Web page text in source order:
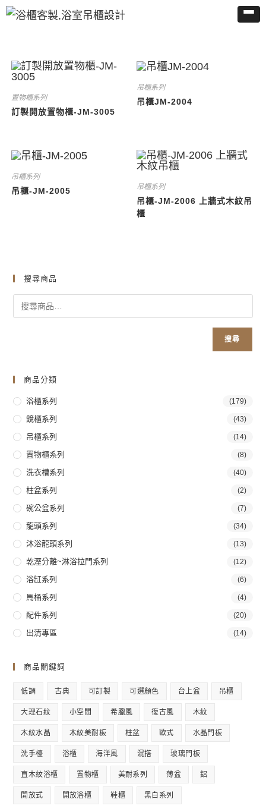
置物櫃系列
訂製開放置物櫃-JM-3005
吊櫃系列
吊櫃JM-2004
吊櫃系列
吊櫃-JM-2005 吊櫃系列
吊櫃-JM-2006 上牆式木紋吊
櫃
搜尋商品
搜尋
商品分類
浴櫃系列 (179)
鏡櫃系列 (43)
吊櫃系列 (14)
置物櫃系列 (8)
洗衣槽系列 (40)
柱盆系列 (2)
碗公盆系列 (7)
龍頭系列 (34)
沐浴龍頭系列 (13)
乾溼分離~淋浴拉門系列 (12)
浴缸系列 (6)
馬桶系列 (4)
配件系列 (20)
出清專區 (14)
商品關鍵詞
低調 古典 可訂製 可選顏色 台上盆 吊櫃
大理石紋 小空間 希臘風 復古風 木紋
木紋水晶 木紋美耐板 柱盆 歐式 水晶門板
洗手檯 浴櫃 海洋風 混搭 玻璃門板
直木紋浴櫃 置物櫃 美耐系列 薄盆 鋁
開放式 開放浴櫃 鞋櫃 黑白系列